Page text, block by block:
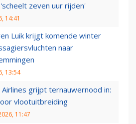
zeven uur rijden'
14:41
Luik krijgt komende winter
naar
13:54
Airlines grijpt ternauwernood in:
vlootuitbreiding
11:47